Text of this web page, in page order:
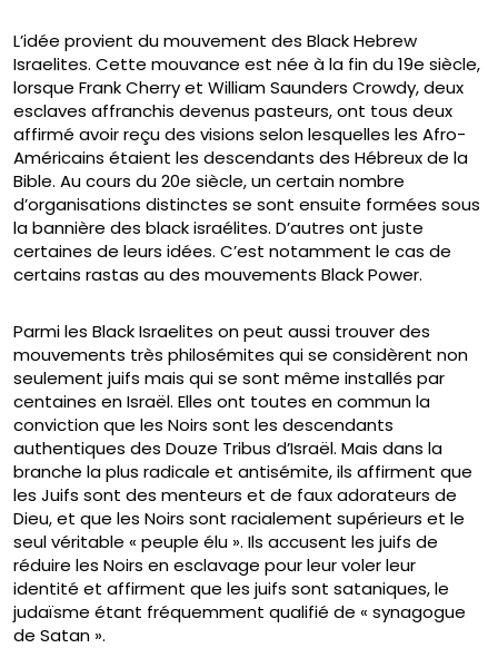
L’idée provient du mouvement des Black Hebrew
Israelites. Cette mouvance est née à la fin du 19e siècle,
lorsque Frank Cherry et William Saunders Crowdy, deux
esclaves affranchis devenus pasteurs, ont tous deux
affirmé avoir reçu des visions selon lesquelles les Afro-
Américains étaient les descendants des Hébreux de la
Bible. Au cours du 20e siècle, un certain nombre
d’organisations distinctes se sont ensuite formées sous
la bannière des black israélites. D’autres ont juste
certaines de leurs idées. C’est notamment le cas de
certains rastas au des mouvements Black Power.
Parmi les Black Israelites on peut aussi trouver des
mouvements très philosémites qui se considèrent non
seulement juifs mais qui se sont même installés par
centaines en Israël. Elles ont toutes en commun la
conviction que les Noirs sont les descendants
authentiques des Douze Tribus d’Israël. Mais dans la
branche la plus radicale et antisémite, ils affirment que
les Juifs sont des menteurs et de faux adorateurs de
Dieu, et que les Noirs sont racialement supérieurs et le
seul véritable « peuple élu ». Ils accusent les juifs de
réduire les Noirs en esclavage pour leur voler leur
identité et affirment que les juifs sont sataniques, le
judaïsme étant fréquemment qualifié de « synagogue
de Satan ».